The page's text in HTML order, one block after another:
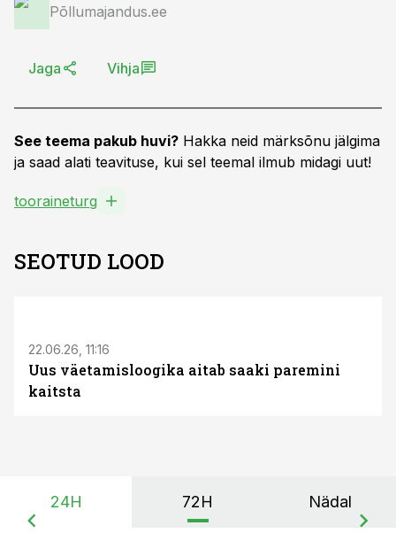
Põllumajandus.ee
Jaga Vihja
See teema pakub huvi? Hakka neid märksõnu jälgima
ja saad alati teavituse, kui sel teemal ilmub midagi uut!
tooraineturg
SEOTUD LOOD
22.06.26, 11:16
Uus väetamisloogika aitab saaki paremini
kaitsta
24H 72H Nädal